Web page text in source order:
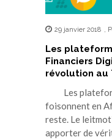
29 janvier 2018 ,
Les
Financiers
révolution au
Les
foisonnent en
reste. Le
apporter de